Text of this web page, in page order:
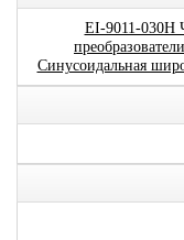
EI-9011-030H
Синусоидальная